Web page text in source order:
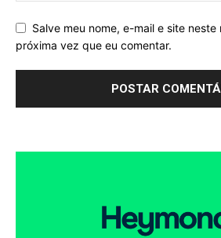
Salve meu nome, e-mail e site
próxima vez que eu comentar.